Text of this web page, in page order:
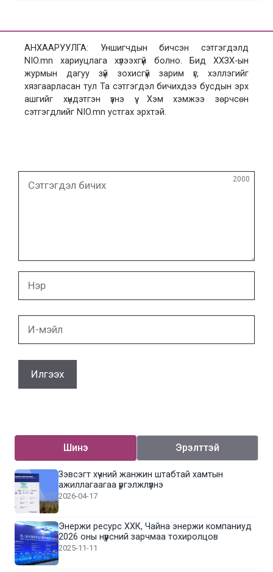
АНХААРУУЛГА: Уншигчдын бичсэн сэтгэгдэлд
NIO.mn хариуцлага хүлээхгүй болно. Бид ХХЗХ-ын
журмын дагуу зүй зохисгүй зарим үг, хэллэгийг
хязгаарласан тул Та сэтгэгдэл бичихдээ бусдын эрх
ашгийг хүндэтгэн үзнэ үү. Хэм хэмжээ зөрчсөн
сэтгэгдлийг NIO.mn устгах эрхтэй.
бичих
2000
Шинэ Эрэлттэй
Зэвсэгт хүчний жанжин штабтай хамтын
ажиллагаагаа үргэлжлүүлнэ
2026-04-17
Энержи ресурс ХХК, Чайна энержи компаниуд
2026 оны нүүрсний зарчмаа тохиролцов
2025-11-11